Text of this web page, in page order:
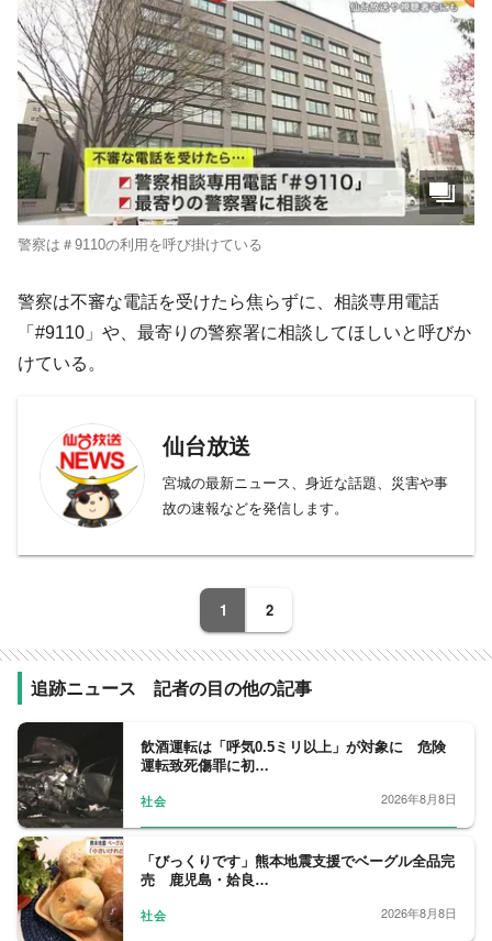
警察は＃9110の利用を呼び掛けている
警察は不審な電話を受けたら焦らずに、相談専用電話
「#9110」や、最寄りの警察署に相談してほしいと呼びか
けている。
仙台放送
宮城の最新ニュース、身近な話題、災害や事
故の速報などを発信します。
1 2
追跡ニュース 記者の目の他の記事
飲酒運転は「呼気0.5ミリ以上」が対象に 危険
運転致死傷罪に初…
社会 2026年8月8日
「びっくりです」熊本地震支援でベーグル全品完
売 鹿児島・姶良…
社会 2026年8月8日